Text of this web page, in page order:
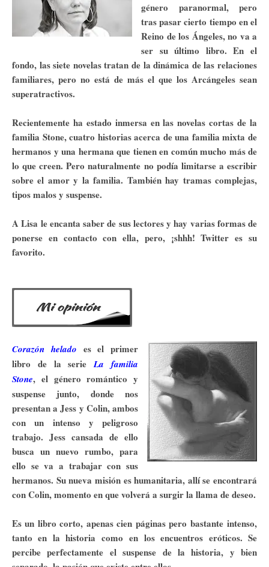
género paranormal, pero
tras pasar cierto tiempo en el
Reino de los Ángeles, no va a
ser su último libro. En el
fondo, las siete novelas tratan de la dinámica de las relaciones
familiares, pero no está de más el que los Arcángeles sean
superatractivos.
Recientemente ha estado inmersa en las novelas cortas de la
familia Stone, cuatro historias acerca de una familia mixta de
hermanos y una hermana que tienen en común mucho más de
lo que creen. Pero naturalmente no podía limitarse a escribir
sobre el amor y la familia. También hay tramas complejas,
tipos malos y suspense.
A Lisa le encanta saber de sus lectores y hay varias formas de
ponerse en contacto con ella, pero, ¡shhh! Twitter es su
favorito.
Corazón helado es el primer
libro de la serieLa familia
Stone, el género romántico y
suspense junto, donde nos
presentan a Jess y Colin, ambos
con un intenso y peligroso
trabajo. Jess cansada de ello
busca un nuevo rumbo, para
ello se va a trabajar con sus
hermanos. Su nueva misión es humanitaria, allí se encontrará
con Colin, momento en que volverá a surgir la llama de deseo.
Es un libro corto, apenas cien páginas pero bastante intenso,
tanto en la historia como en los encuentros eróticos. Se
percibe perfectamente el suspense de la historia, y bien